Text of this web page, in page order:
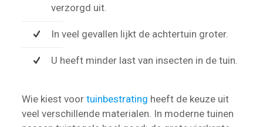
verzorgd uit.
In veel gevallen lijkt de achtertuin groter.
U heeft minder last van insecten in de tuin.
Wie kiest voor tuinbestrating heeft de keuze uit
veel verschillende materialen. In moderne tuinen